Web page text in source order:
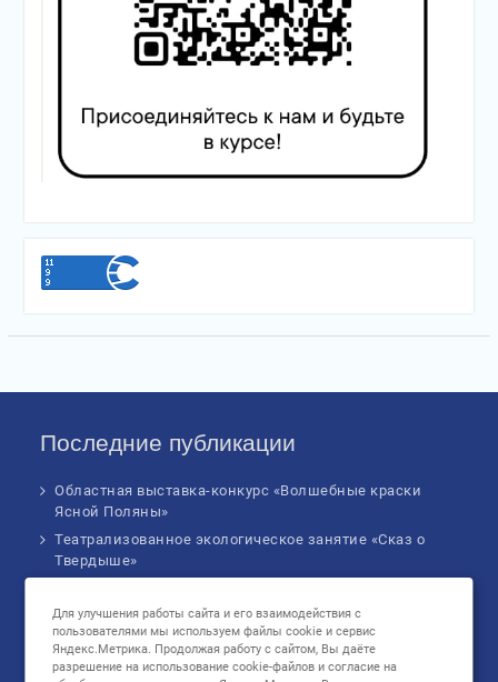
Последние публикации
Областная выставка-конкурс «Волшебные краски
Ясной Поляны»
Театрализованное экологическое занятие «Сказ о
Твердыше»
форума
Музыкальное бинго!
Познавательное занятие «В сердце России: флаг
Для улучшения работы сайта и его взаимодействия с
пользователями мы используем файлы cookie и сервис
Яндекс.Метрика. Продолжая работу с сайтом, Вы даёте
разрешение на использование cookie-файлов и согласие на